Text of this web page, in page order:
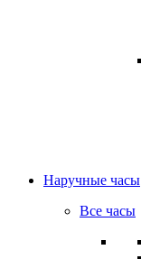
Наручные часы
Все часы